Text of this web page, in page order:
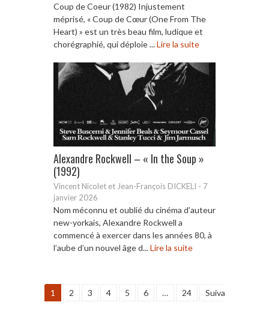
Coup de Coeur (1982) Injustement
méprisé, « Coup de Cœur (One From The
Heart) » est un très beau film, ludique et
chorégraphié, qui déploie ...Lire la suite
Alexandre Rockwell – « In the Soup »
(1992)
Vincent Nicolet et Jean-François DICKELI - 7
janvier 2026
Nom méconnu et oublié du cinéma d’auteur
new-yorkais, Alexandre Rockwell a
commencé à exercer dans les années 80, à
l’aube d’un nouvel âge d...Lire la suite
1 2 3 4 5 6 … 24 Suivant »